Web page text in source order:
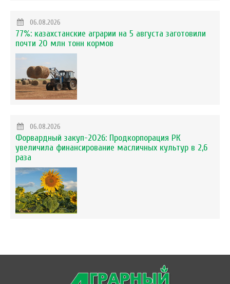
06.08.2026
77%: казахстанские аграрии на 5 августа заготовили
почти 20 млн тонн кормов
06.08.2026
Форвардный закуп-2026: Продкорпорация РК
увеличила финансирование масличных культур в 2,6
раза